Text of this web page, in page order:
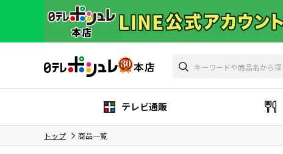
テレビ通販
トップ 商品一覧